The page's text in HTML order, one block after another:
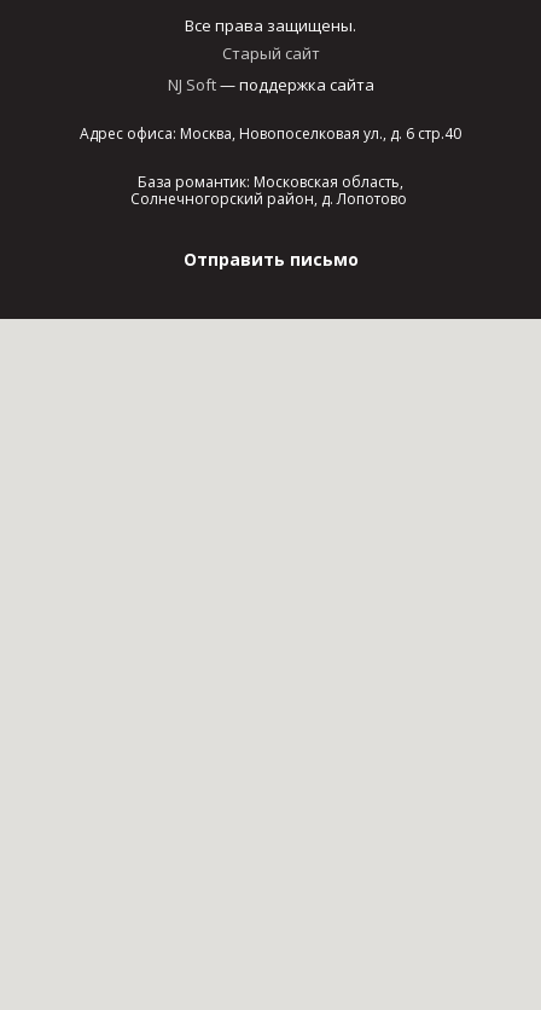
Все права защищены.
Старый сайт
NJ Soft— поддержка сайта
Адрес офиса: Москва, Новопоселковая ул., д. 6 стр.40
База романтик: Московская область,
Солнечногорский район, д. Лопотово
Отправить письмо